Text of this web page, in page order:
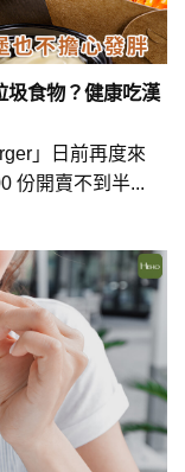
食物？健康吃漢
」日前再度來
份開賣不到半...